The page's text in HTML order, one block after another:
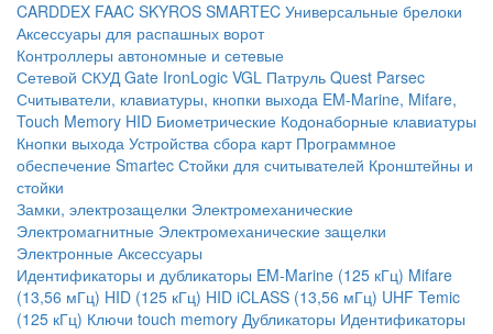
CARDDEX FAAC SKYROS SMARTEC Универсальные брелоки
Аксессуары для распашных ворот
Контроллеры автономные и сетевые
Сетевой СКУД Gate IronLogic VGL Патруль Quest Parsec
Считыватели, клавиатуры, кнопки выхода EM-Marine, Mifare,
Touch Memory HID Биометрические Кодонаборные клавиатуры
Кнопки выхода Устройства сбора карт Программное
обеспечение Smartec Стойки для считывателей Кронштейны и
стойки
Замки, электрозащелки Электромеханические
Электромагнитные Электромеханические защелки
Электронные Аксессуары
Идентификаторы и дубликаторы EM-Marine (125 кГц) Mifare
(13,56 мГц) HID (125 кГц) HID iCLASS (13,56 мГц) UHF Temic
(125 кГц) Ключи touch memory Дубликаторы Идентификаторы